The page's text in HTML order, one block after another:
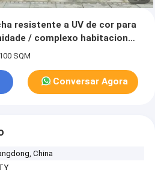
resistente a UV de cor para
/ complexo habitacional
SQM
Conversar Agora
China